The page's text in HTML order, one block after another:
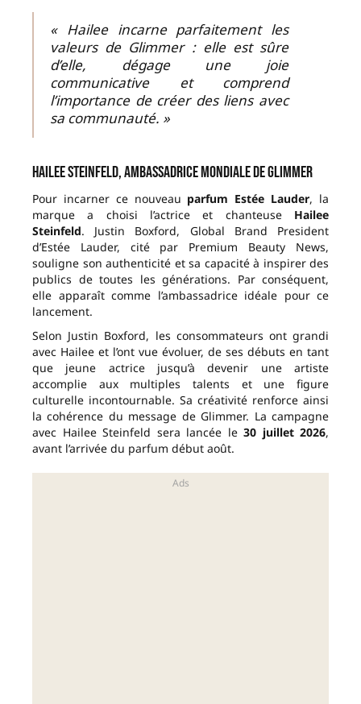
« Hailee incarne parfaitement les
valeurs de Glimmer : elle est sûre
d’elle, dégage une joie
communicative et comprend
l’importance de créer des liens avec
sa communauté. »
Hailee Steinfeld, ambassadrice mondiale de Glimmer
Pour incarner ce nouveau parfum Estée Lauder, la
marque a choisi l’actrice et chanteuse Hailee
Steinfeld. Justin Boxford, Global Brand President
d’Estée Lauder, cité par Premium Beauty News,
souligne son authenticité et sa capacité à inspirer des
publics de toutes les générations. Par conséquent,
elle apparaît comme l’ambassadrice idéale pour ce
lancement.
Selon Justin Boxford, les consommateurs ont grandi
avec Hailee et l’ont vue évoluer, de ses débuts en tant
que jeune actrice jusqu’à devenir une artiste
accomplie aux multiples talents et une figure
culturelle incontournable. Sa créativité renforce ainsi
la cohérence du message de Glimmer. La campagne
avec Hailee Steinfeld sera lancée le 30 juillet 2026,
avant l’arrivée du parfum début août.